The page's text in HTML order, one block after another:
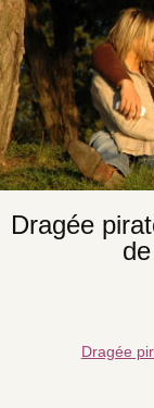
Dragée
Dragée